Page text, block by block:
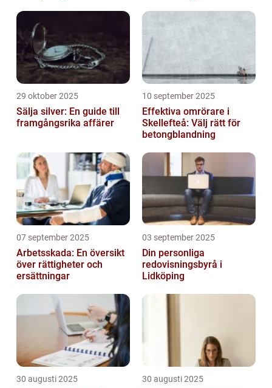
29 oktober 2025
Sälja silver: En guide till
framgångsrika affärer
10 september 2025
Effektiva omrörare i
Skellefteå: Välj rätt för
betongblandning
07 september 2025
Arbetsskada: En översikt
över rättigheter och
ersättningar
03 september 2025
Din personliga
redovisningsbyrå i
Lidköping
30 augusti 2025 30 augusti 2025